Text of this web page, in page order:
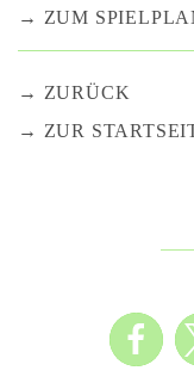
ZUM
ZURÜCK
ZUR